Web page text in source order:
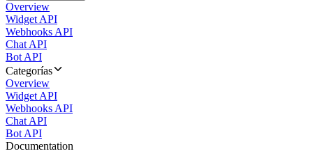
Overview
Widget API
Webhooks API
Chat API
Bot API
Categorías
Overview
Widget API
Webhooks API
Chat API
Bot API
Documentation